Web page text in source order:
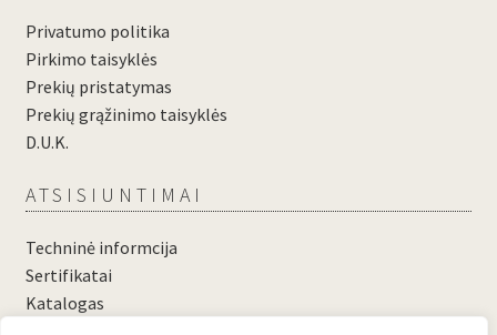
Privatumo politika
Pirkimo taisyklės
Prekių pristatymas
Prekių grąžinimo taisyklės
D.U.K.
ATSISIUNTIMAI
Techninė informcija
Sertifikatai
Katalogas